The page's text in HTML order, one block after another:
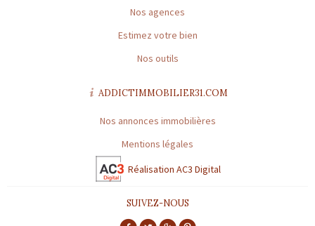
Nos agences
Estimez votre bien
Nos outils
ADDICTIMMOBILIER31.COM
Nos annonces immobilières
Mentions légales
Réalisation AC3 Digital
SUIVEZ-NOUS